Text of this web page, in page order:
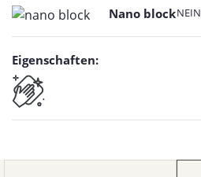
Nano blockNEIN
Eigenschaften: